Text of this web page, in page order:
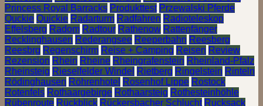
Princess Royal Barracks Produkttest Przewalski Pferde
Quckie Quickie Radarturm Radfahren Radioteleskop
Effelsberg Radom Radtour Rathenow Rattenfänger
Recklinghausen Rederangsee Reeperbahn Reesberg
Reesbrg Regenschirm Reise + Camping Reisen Review
Rezension Rhein Rheine Rheingrafenstein Rheinland-Pfalz
Rheinsteig Rieselfelder Windel Rietberg Ringelstein Rinteln
Rödinghausen Röhrenhotel Rosenhof Lippe Rostock
Rotenfels Rothaargebirge Rothaarsteig Rothesteinhöhle
Rübenroute Rückblick Rückersbacher Schlucht Rucksack